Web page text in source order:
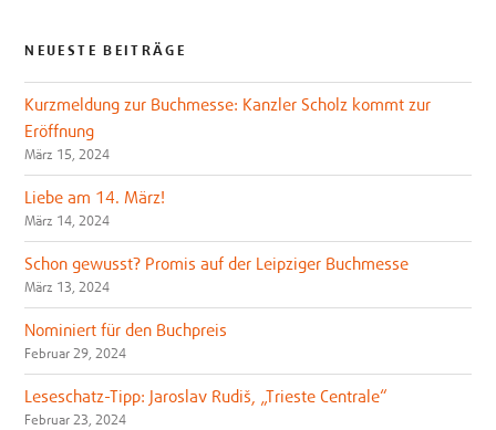
NEUESTE BEITRÄGE
Kurzmeldung zur Buchmesse: Kanzler Scholz kommt zur
Eröffnung
März 15, 2024
Liebe am 14. März!
März 14, 2024
Schon gewusst? Promis auf der Leipziger Buchmesse
März 13, 2024
Nominiert für den Buchpreis
Februar 29, 2024
Leseschatz-Tipp: Jaroslav Rudiš, „Trieste Centrale“
Februar 23, 2024